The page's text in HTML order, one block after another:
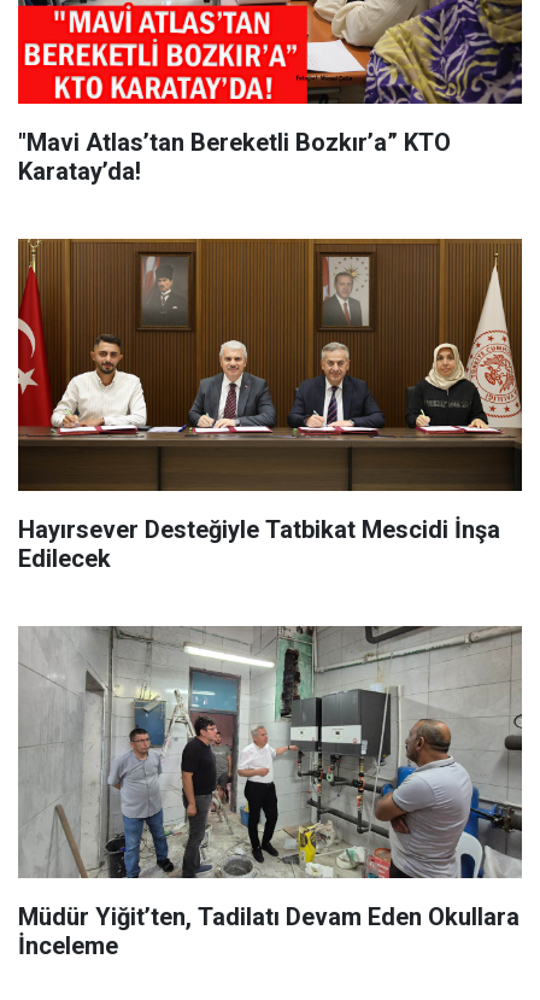
"Mavi Atlas’tan Bereketli Bozkır’a” KTO
Karatay’da!
Hayırsever Desteğiyle Tatbikat Mescidi İnşa
Edilecek
Müdür Yiğit’ten, Tadilatı Devam Eden Okullara
İnceleme